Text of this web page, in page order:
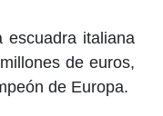
escuadra italiana
de euros,
de Europa.